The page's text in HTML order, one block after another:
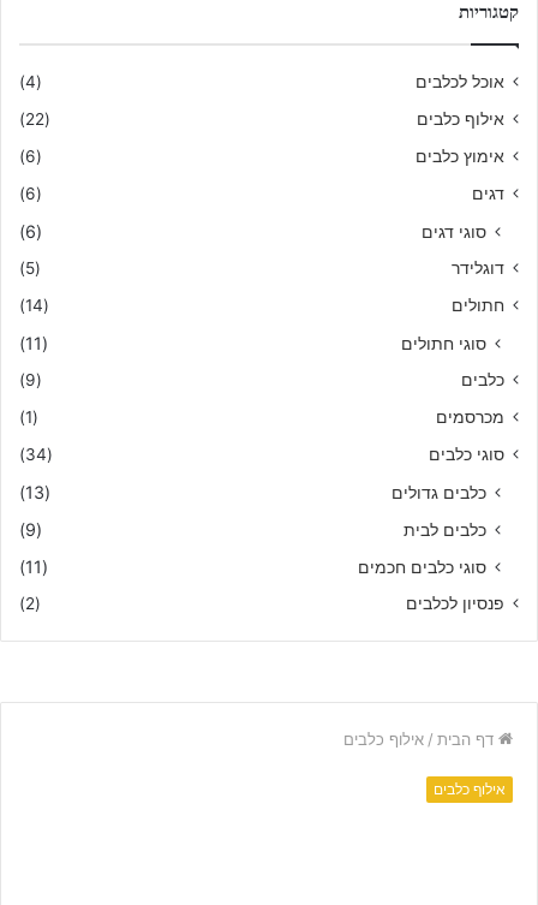
קטגוריות
אוכל לכלבים
(4)
אילוף כלבים
(22)
אימוץ כלבים
(6)
דגים
(6)
סוגי דגים (6)
דוגלידר
(5)
חתולים
(14)
סוגי חתולים (11)
כלבים
(9)
מכרסמים
(1)
סוגי כלבים
(34)
כלבים גדולים
(13)
כלבים לבית
(9)
סוגי כלבים חכמים
(11)
פנסיון לכלבים (2)